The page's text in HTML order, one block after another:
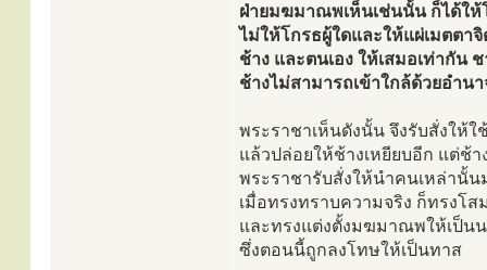
ฝ่ายมฆมาณพเห็นเช่นนั้น ก็ได้ใ
ไม่ให้โกรธผู้ใดและให้แผ่เมตตา
ช้าง และตนเอง ให้เสมอเท่ากัน
ช้างไม่สามารถเข้าใกล้ด้วยอำนา
พระราชาเห็นดังนั้น จึงรับสั่งให้
แล้วปล่อยให้ช้างเหยียบอีก แต่ช้า
พระราชารับสั่งให้นำคนเหล่านั้น
เมื่อทรงทราบความจริง ก็ทรงโส
และทรงแต่งตั้งมฆมาณพให้เป็น
ซึ่งตอนนี้ถูกลงโทษให้เป็นทาส